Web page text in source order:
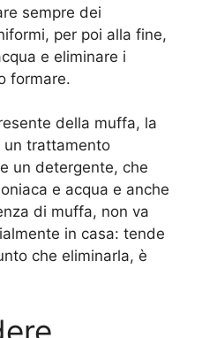
sempre dei
per poi alla fine,
e eliminare i
formare.
della muffa, la
un trattamento
un detergente, che
e acqua e anche
di muffa, non va
in casa: tende
che eliminarla, è